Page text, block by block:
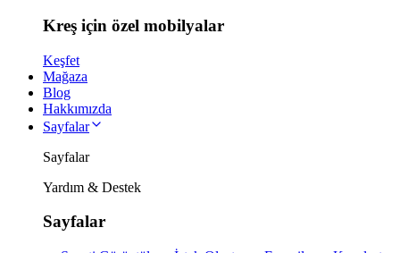
Kreş için özel mobilyalar
Keşfet
Mağaza
Blog
Hakkımızda
Sayfalar
Sayfalar
Yardım & Destek
Sayfalar